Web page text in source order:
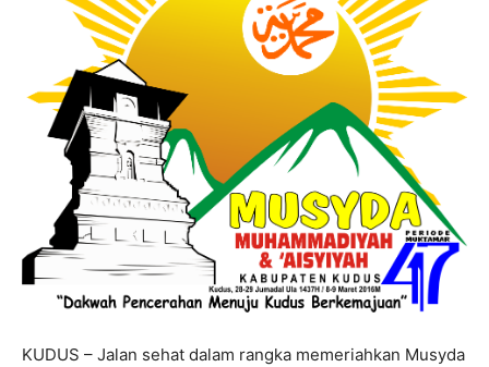
KUDUS – Jalan sehat dalam rangka memeriahkan Musyda